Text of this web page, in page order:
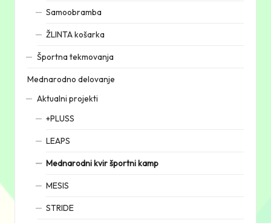
Samoobramba
ŽLINTA košarka
Športna tekmovanja
Mednarodno delovanje
Aktualni projekti
+PLUSS
LEAPS
Mednarodni kvir športni kamp
MESIS
STRIDE